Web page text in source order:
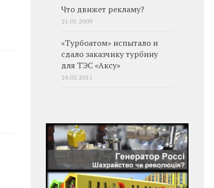
Что движет рекламу?
21.01.2009
«Турбоатом» испытало и
сдало заказчику турбину
для ТЭС «Аксу»
24.02.2011